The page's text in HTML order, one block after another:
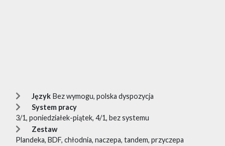
Język Bez wymogu, polska dyspozycja
System pracy
3/1, poniedziałek-piątek, 4/1, bez systemu
Zestaw
Plandeka, BDF, chłodnia, naczepa, tandem, przyczepa